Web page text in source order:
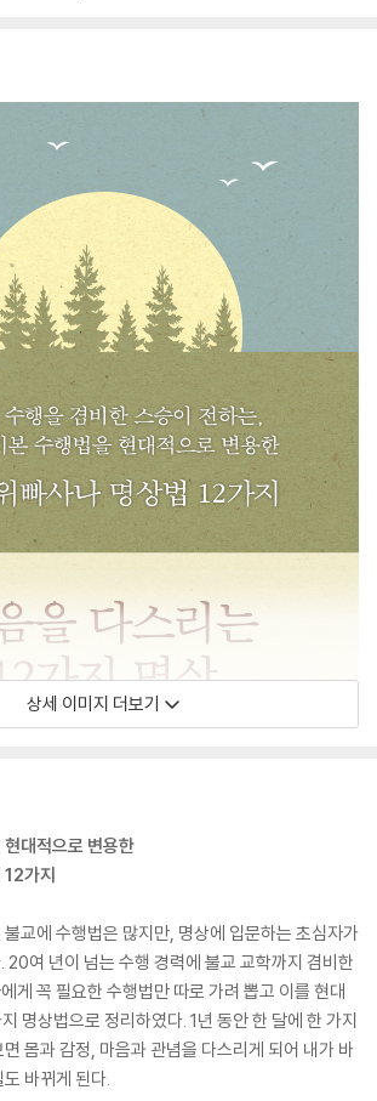
상세 이미지 더보기
대적으로 변용한
12가지
교에 수행법은 많지만, 명상에 입문하는 초심자가
20여 년이 넘는 수행 경력에 불교 교학까지 겸비한
게 꼭 필요한 수행법만 따로 가려 뽑고 이를 현대
명상법으로 정리하였다. 1년 동안 한 달에 한 가지
몸과 감정, 마음과 관념을 다스리게 되어 내가 바
바뀌게 된다.